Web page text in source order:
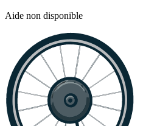
Aide non disponible